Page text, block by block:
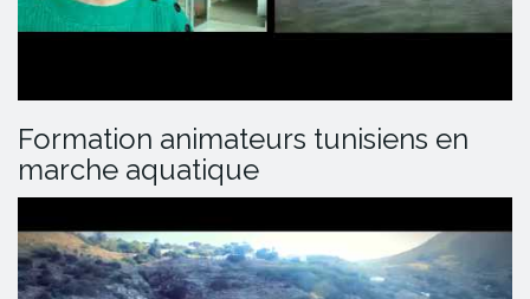
Formation animateurs tunisiens en
marche aquatique